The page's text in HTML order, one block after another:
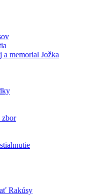
a memorial Jožka
Rakúsy